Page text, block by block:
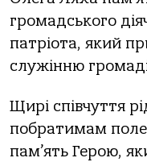
громадського
патріота, який
служінню
Щирі співчуття
побратимам
пам’ять Герою,